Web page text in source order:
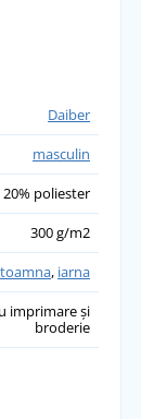
Daiber
masculin
poliester
300 g/m2
toamna, iarna
imprimare și
broderie